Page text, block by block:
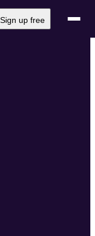
Sign up free